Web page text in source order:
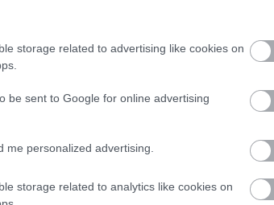
storage related to advertising like cookies on
be sent to Google for online advertising
me personalized advertising.
storage related to analytics like cookies on
παρασκευής της δεν είναι τόσο απλή
πρώτες ύλες, μεράκι, σωστή
ψήσιμο.
που το κρατάνε αληθινό, με
αν τα εντοπίσεις θα σε ανταμείψουν